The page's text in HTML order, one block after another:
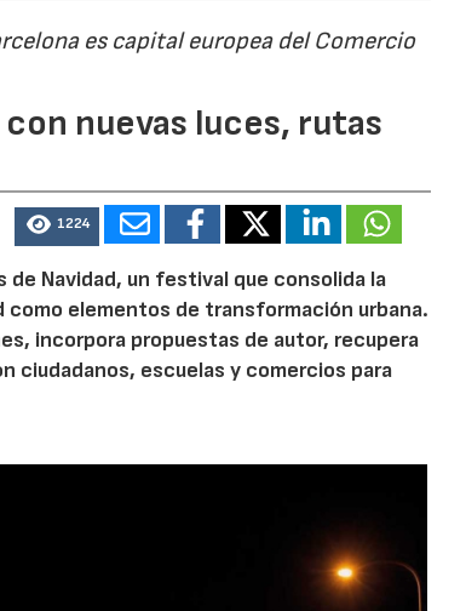
es capital europea del Comercio
nuevas luces, rutas
1224
de Navidad, un festival que consolida la
como elementos de transformación urbana.
incorpora propuestas de autor, recupera
ciudadanos, escuelas y comercios para